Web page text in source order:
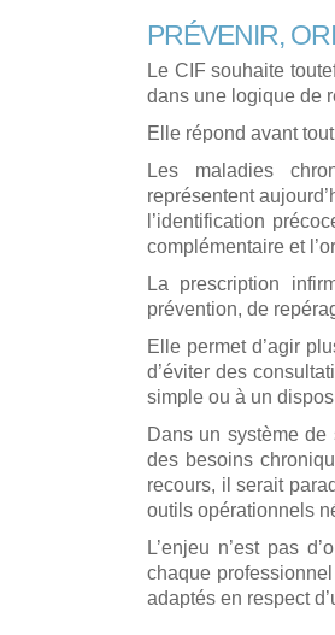
PRÉVENIR,
Le CIF souhaite
dans une logique de
Elle répond avant
Les maladies
représentent
l’identification
complémentaire et
La prescription
prévention, de
Elle permet d’agir
d’éviter des
simple ou à un
Dans un système de
des besoins
recours, il serait
outils opérationnels
L’enjeu n’est pas
chaque
adaptés en respect